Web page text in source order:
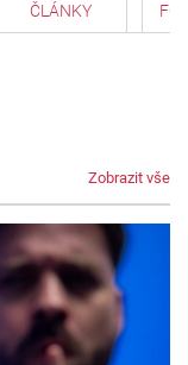
ČLÁNKY
Zobrazit vše